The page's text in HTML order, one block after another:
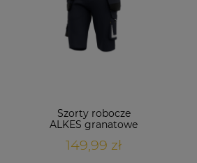
Szorty robocze
ALKES granatowe
149,99 zł